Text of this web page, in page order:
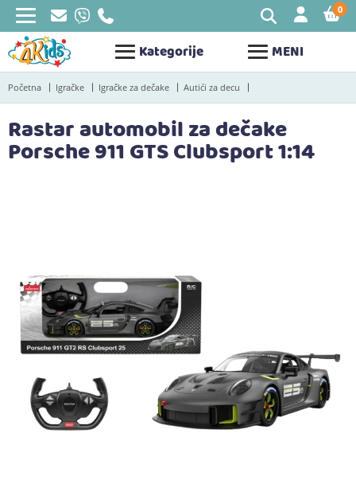
Kategorije MENI
0
Početna Igračke Igračke za dečake Autići za decu
Rastar automobil za dečake
Porsche 911 GTS Clubsport 1:14